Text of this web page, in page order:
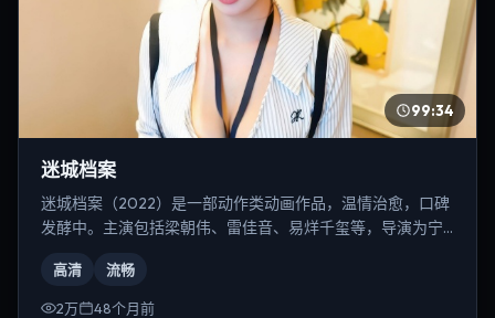
99:34
迷城档案
迷城档案（2022）是一部动作类动画作品，温情治愈，口碑
发酵中。主演包括梁朝伟、雷佳音、易烊千玺等，导演为宁
高清 流畅
2万 48个月前